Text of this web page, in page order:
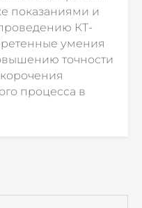
показаниями и
КТ-
умения
точности
процесса в